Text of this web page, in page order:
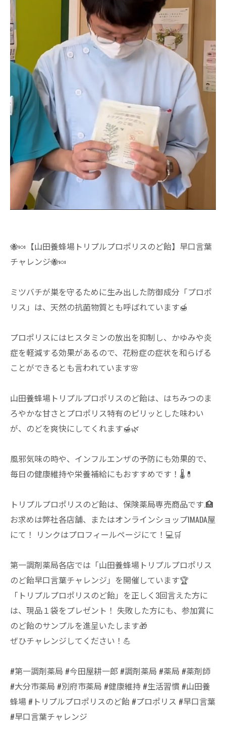
🐝🍬【山田養蜂場トリプルプロポリスのど飴】早口言葉
チャレンジ🐝🍬
ミツバチが巣を守るために生み出した防御成分「プロポ
リス」は、天然の抗菌物質とも呼ばれています🍯
プロポリスにはヒスタミンの放出を抑制し、かゆみや炎
症を軽減する効果があるので、花粉症の症状を和らげる
ことができるとも言われています🌸
山田養蜂場トリプルプロポリスのど飴は、はちみつのま
ろやかな甘さとプロポリス特有のピリッとした味わい
が、のどを爽快にしてくれます🍯🌿
風邪気味の時や、インフルエンザの予防にも効果的で、
毎日の健康維持や栄養補給にもおすすめです！🌡️💊
トリプルプロポリスのど飴は、保険薬局専売商品です.🏥
お求めは弊社各店舗、またはオンラインショップIMADA屋
にて！ リンクはプロフィールページにて！💻🛒
第一調剤薬局各店では「山田養蜂場トリプルプロポリス
のど飴早口言葉チャレンジ」を開催しています🏆
「トリプルプロポリスのど飴」を正しく3回言えた方に
は、現品１袋をプレゼント！ 失敗した方にも、参加賞に
のど飴のサンプルを進呈いたします🎁
ぜひチャレンジしてください！💪
#第一調剤薬局 #今田屋耕一郎 #調剤薬局 #薬局 #薬剤師
#大分市薬局 #別府市薬局 #健康維持 #生活習慣 #山田養
蜂場 #トリプルプロポリスのど飴 #プロポリス #早口言葉
#早口言葉チャレンジ